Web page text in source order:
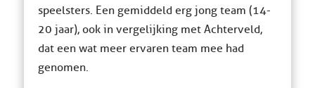
speelsters. Een gemiddeld erg jong team (14-
20 jaar), ook in vergelijking met Achterveld,
dat een wat meer ervaren team mee had
genomen.